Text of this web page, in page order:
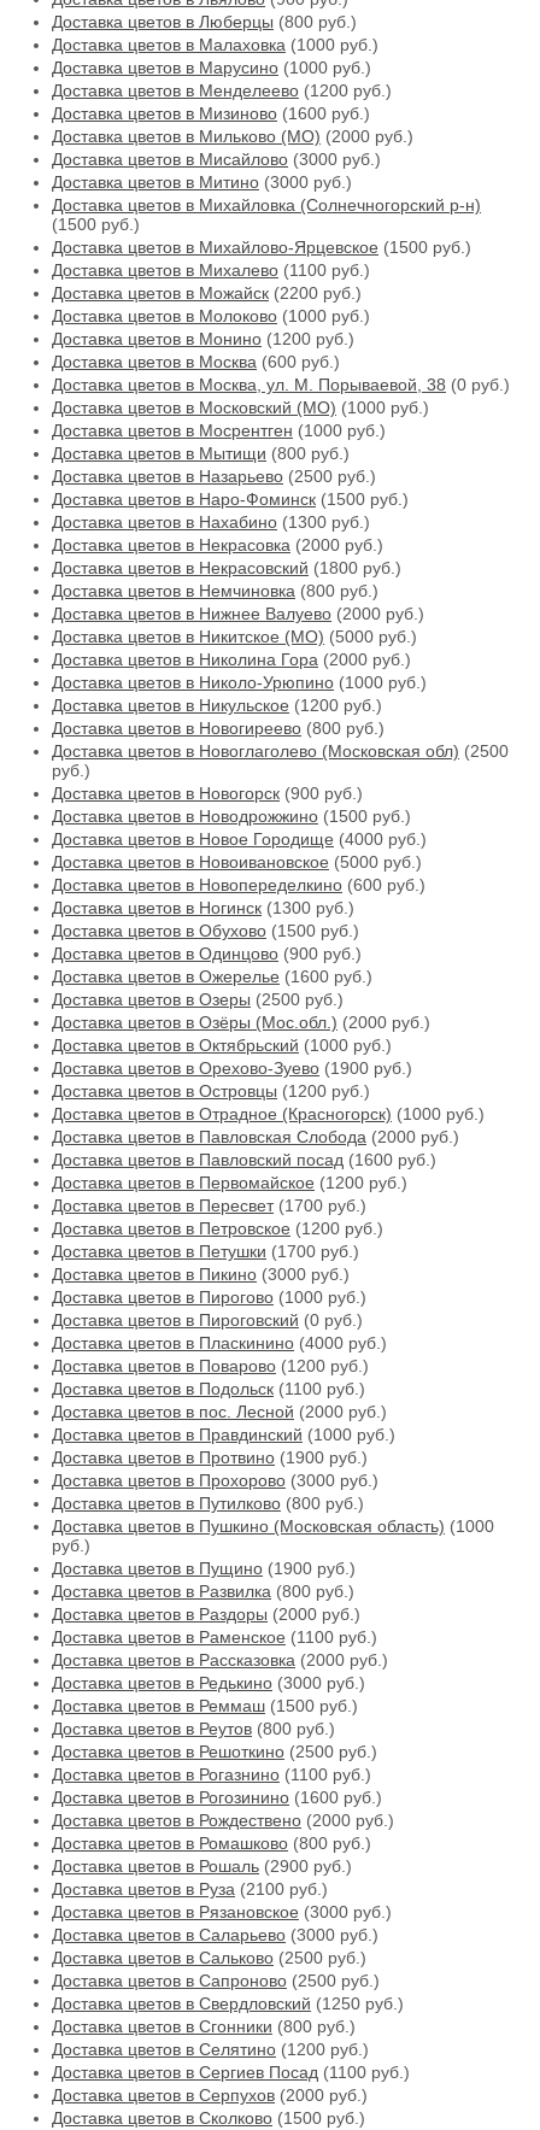
Доставка цветов в Люберцы (800 руб.)
Доставка цветов в Малаховка (1000 руб.)
Доставка цветов в Марусино (1000 руб.)
Доставка цветов в Менделеево (1200 руб.)
Доставка цветов в Мизиново (1600 руб.)
Доставка цветов в Мильково (МО) (2000 руб.)
Доставка цветов в Мисайлово (3000 руб.)
Доставка цветов в Митино (3000 руб.)
Доставка цветов в Михайловка (Солнечногорский р-н)
(1500 руб.)
Доставка цветов в Михайлово-Ярцевское (1500 руб.)
Доставка цветов в Михалево (1100 руб.)
Доставка цветов в Можайск (2200 руб.)
Доставка цветов в Молоково (1000 руб.)
Доставка цветов в Монино (1200 руб.)
Доставка цветов в Москва (600 руб.)
Доставка цветов в Москва, ул. М. Порываевой, 38 (0 руб.)
Доставка цветов в Московский (МО) (1000 руб.)
Доставка цветов в Мосрентген (1000 руб.)
Доставка цветов в Мытищи (800 руб.)
Доставка цветов в Назарьево (2500 руб.)
Доставка цветов в Наро-Фоминск (1500 руб.)
Доставка цветов в Нахабино (1300 руб.)
Доставка цветов в Некрасовка (2000 руб.)
Доставка цветов в Некрасовский (1800 руб.)
Доставка цветов в Немчиновка (800 руб.)
Доставка цветов в Нижнее Валуево (2000 руб.)
Доставка цветов в Никитское (МО) (5000 руб.)
Доставка цветов в Николина Гора (2000 руб.)
Доставка цветов в Николо-Урюпино (1000 руб.)
Доставка цветов в Никульское (1200 руб.)
Доставка цветов в Новогиреево (800 руб.)
Доставка цветов в Новоглаголево (Московская обл) (2500
руб.)
Доставка цветов в Новогорск (900 руб.)
Доставка цветов в Новодрожжино (1500 руб.)
Доставка цветов в Новое Городище (4000 руб.)
Доставка цветов в Новоивановское (5000 руб.)
Доставка цветов в Новопеределкино (600 руб.)
Доставка цветов в Ногинск (1300 руб.)
Доставка цветов в Обухово (1500 руб.)
Доставка цветов в Одинцово (900 руб.)
Доставка цветов в Ожерелье (1600 руб.)
Доставка цветов в Озеры (2500 руб.)
Доставка цветов в Озёры (Мос.обл.) (2000 руб.)
Доставка цветов в Октябрьский (1000 руб.)
Доставка цветов в Орехово-Зуево (1900 руб.)
Доставка цветов в Островцы (1200 руб.)
Доставка цветов в Отрадное (Красногорск) (1000 руб.)
Доставка цветов в Павловская Слобода (2000 руб.)
Доставка цветов в Павловский посад (1600 руб.)
Доставка цветов в Первомайское (1200 руб.)
Доставка цветов в Пересвет(1700 руб.)
Доставка цветов в Петровское (1200 руб.)
Доставка цветов в Петушки (1700 руб.)
Доставка цветов в Пикино (3000 руб.)
Доставка цветов в Пирогово (1000 руб.)
Доставка цветов в Пироговский (0 руб.)
Доставка цветов в Пласкинино (4000 руб.)
Доставка цветов в Поварово (1200 руб.)
Доставка цветов в Подольск (1100 руб.)
Доставка цветов в пос. Лесной (2000 руб.)
Доставка цветов в Правдинский (1000 руб.)
Доставка цветов в Протвино (1900 руб.)
Доставка цветов в Прохорово (3000 руб.)
Доставка цветов в Путилково (800 руб.)
Доставка цветов в Пушкино (Московская область) (1000
руб.)
Доставка цветов в Пущино (1900 руб.)
Доставка цветов в Развилка (800 руб.)
Доставка цветов в Раздоры (2000 руб.)
Доставка цветов в Раменское (1100 руб.)
Доставка цветов в Рассказовка (2000 руб.)
Доставка цветов в Редькино (3000 руб.)
Доставка цветов в Реммаш (1500 руб.)
Доставка цветов в Реутов (800 руб.)
Доставка цветов в Решоткино (2500 руб.)
Доставка цветов в Рогазнино (1100 руб.)
Доставка цветов в Рогозинино (1600 руб.)
Доставка цветов в Рождествено (2000 руб.)
Доставка цветов в Ромашково (800 руб.)
Доставка цветов в Рошаль (2900 руб.)
Доставка цветов в Руза (2100 руб.)
Доставка цветов в Рязановское (3000 руб.)
Доставка цветов в Саларьево (3000 руб.)
Доставка цветов в Сальково (2500 руб.)
Доставка цветов в Сапроново (2500 руб.)
Доставка цветов в Свердловский (1250 руб.)
Доставка цветов в Сгонники (800 руб.)
Доставка цветов в Селятино (1200 руб.)
Доставка цветов в Сергиев Посад (1100 руб.)
Доставка цветов в Серпухов (2000 руб.)
Доставка цветов в Сколково (1500 руб.)